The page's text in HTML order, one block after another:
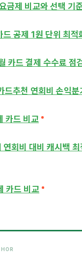
금제 비교와 선택 기
드 공제 1원 단위 최적
카드 결제 수수료 점
드추천 연회비 손익분
카드 비교
연회비 대비 캐시백
카드 비교